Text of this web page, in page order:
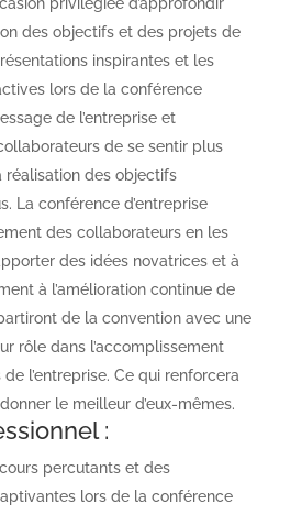
des objectifs et des projets de
inspirantes et les
lors de la conférence
de l’entreprise et
de se sentir plus
réalisation des objectifs
La conférence d’entreprise
des collaborateurs en les
des idées novatrices et à
à l’amélioration continue de
de la convention avec une
rôle dans l’accomplissement
l’entreprise. Ce qui renforcera
le meilleur d’eux-mêmes.
:
percutants et des
lors de la conférence